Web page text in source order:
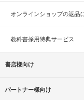
オンラインショップの返品
教科書採用特典サービス
書店様向け
パートナー様向け